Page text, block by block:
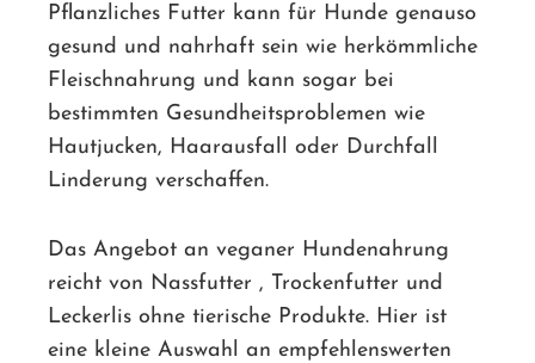
Pflanzliches Futter kann für Hunde genauso
gesund und nahrhaft sein wie herkömmliche
Fleischnahrung und kann sogar bei
bestimmten Gesundheitsproblemen wie
Hautjucken, Haarausfall oder Durchfall
Linderung verschaffen.
Das Angebot an veganer Hundenahrung
reicht von Nassfutter , Trockenfutter und
Leckerlis ohne tierische Produkte. Hier ist
eine kleine Auswahl an empfehlenswerten